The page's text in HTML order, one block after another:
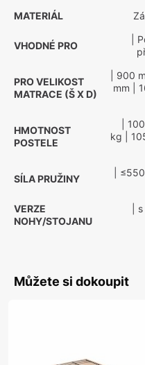
MATERIÁL
VHODNÉ PRO
|
PRO VELIKOST
MATRACE (Š X D)
| 900
mm |
HMOTNOST
POSTELE
|
kg |
SÍLA PRUŽINY
|
VERZE
NOHY/STOJANU
|
Můžete si dokoupit